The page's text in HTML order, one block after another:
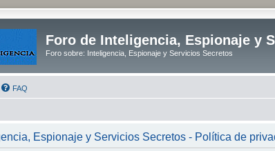
Foro de Inteligencia, Espionaje y
Foro sobre: Inteligencia, Espionaje y Servicios Secretos
FAQ
Espionaje y Servicios Secretos - Política de